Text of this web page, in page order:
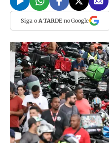
Siga o A TARDEno Google